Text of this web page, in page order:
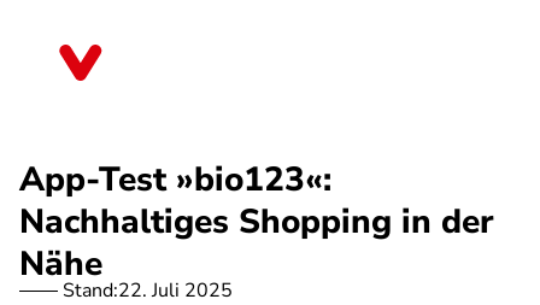
App-Test »bio123«:
Nachhaltiges Shopping in der
Nähe
Stand:22. Juli 2025